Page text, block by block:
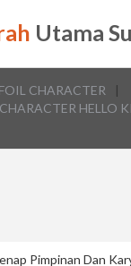
Utama
FOIL CHARACTER
|
HELLO
Pimpinan Dan